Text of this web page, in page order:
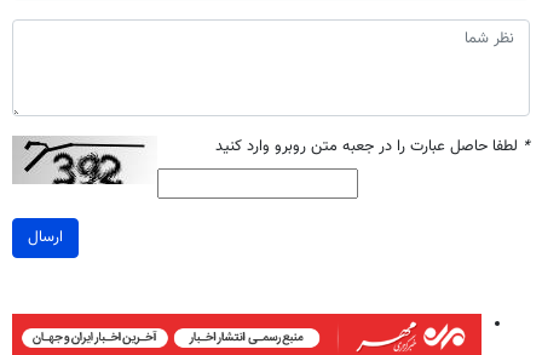
* لطفا حاصل عبارت را در جعبه متن روبرو وارد کنید
ارسال